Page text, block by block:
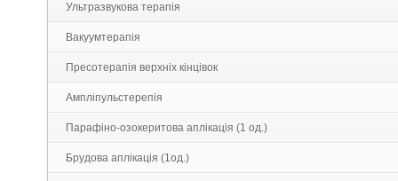
Ультразвукова терапія
Вакуумтерапія
Пресотерапія верхніх кінцівок
Ампліпульстерепія
Парафіно-озокеритова аплікація (1 од.)
Брудова аплікація (1од.)